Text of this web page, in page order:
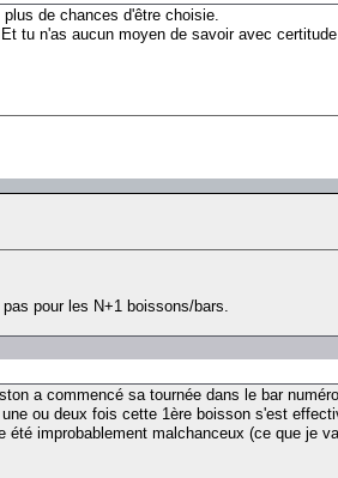
de chances d'être choisie.
tu n'as aucun moyen de savoir avec
pour les N+1 boissons/bars.
a commencé sa tournée dans le bar
ou deux fois cette 1ère boisson s'est
improbablement malchanceux (ce que je